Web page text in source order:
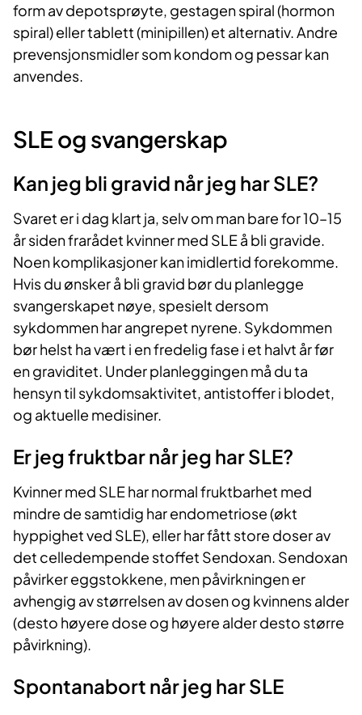
form av depotsprøyte, gestagen spiral (hormon
spiral) eller tablett (minipillen) et alternativ. Andre
prevensjonsmidler som kondom og pessar kan
anvendes.
SLE og svangerskap
Kan jeg bli gravid når jeg har SLE?
Svaret er i dag klart ja, selv om man bare for 10–15
år siden frarådet kvinner med SLE å bli gravide.
Noen komplikasjoner kan imidlertid forekomme.
Hvis du ønsker å bli gravid bør du planlegge
svangerskapet nøye, spesielt dersom
sykdommen har angrepet nyrene. Sykdommen
bør helst ha vært i en fredelig fase i et halvt år før
en graviditet. Under planleggingen må du ta
hensyn til sykdomsaktivitet, antistoffer i blodet,
og aktuelle medisiner.
Er jeg fruktbar når jeg har SLE?
Kvinner med SLE har normal fruktbarhet med
mindre de samtidig har endometriose (økt
hyppighet ved SLE), eller har fått store doser av
det celledempende stoffet Sendoxan. Sendoxan
påvirker eggstokkene, men påvirkningen er
avhengig av størrelsen av dosen og kvinnens alder
(desto høyere dose og høyere alder desto større
påvirkning).
Spontanabort når jeg har SLE